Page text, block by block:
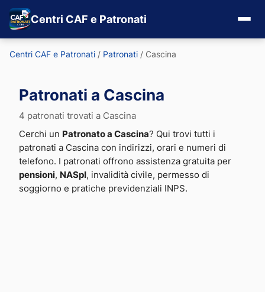
Centri CAF e Patronati
Centri CAF e Patronati / Patronati / Cascina
Patronati a Cascina
4 patronati trovati a Cascina
Cerchi un Patronato a Cascina? Qui trovi tutti i
patronati a Cascina con indirizzi, orari e numeri di
telefono. I patronati offrono assistenza gratuita per
pensioni, NASpI , invalidità civile, permesso di
soggiorno e pratiche previdenziali INPS.